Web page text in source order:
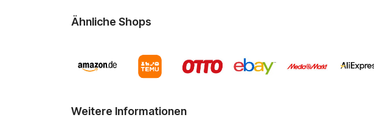
Ähnliche Shops
Weitere Informationen